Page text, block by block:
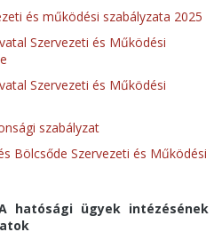
és működési szabályzata 2025
Szervezeti és Működési
Szervezeti és Működési
szabályzat
Bölcsőde Szervezeti és Működési
hatósági ügyek intézésének